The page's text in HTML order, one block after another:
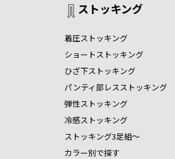
ストッキング
着圧ストッキング
ショートストッキング
ひざ下ストッキング
パンティ部レスストッキング
弾性ストッキング
冷感ストッキング
ストッキング3足組～
カラー別で探す